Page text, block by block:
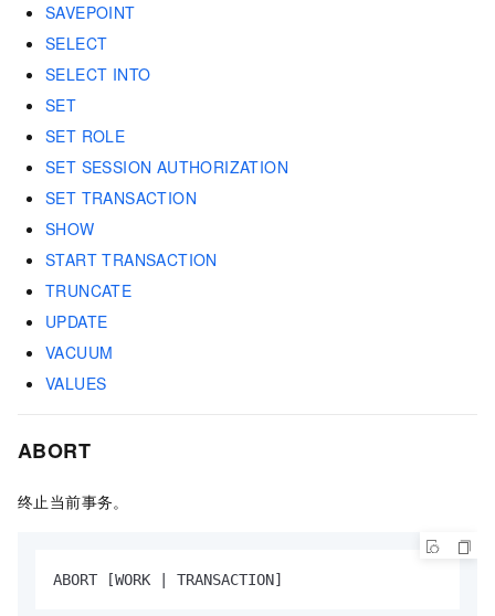
SAVEPOINT
SELECT
SELECT INTO
SET
SET ROLE
SET SESSION AUTHORIZATION
SET TRANSACTION
SHOW
START TRANSACTION
TRUNCATE
UPDATE
VACUUM
VALUES
ABORT
终止当前事务。
ABORT [WORK TRANSACTION]